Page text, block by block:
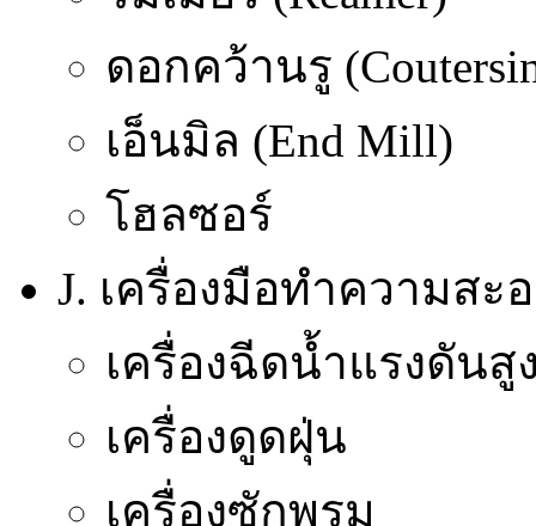
ดอกคว้านรู
เอ็นมิล (End Mill)
โฮลซอร์
J. เครื่องมือทำความสะ
เครื่องฉีดน้ำแรงดันสู
เครื่องดูดฝุ่น
เครื่องซักพรม